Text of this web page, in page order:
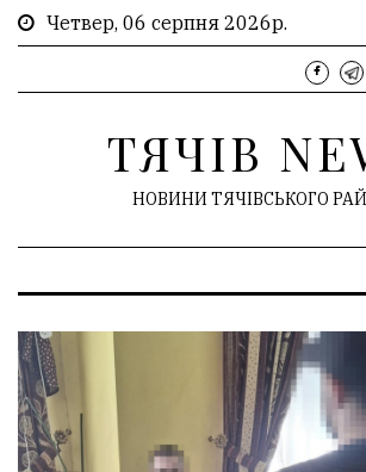
Четвер, 06 серпня 2026р.
ТЯЧІВ
НОВИНИ ТЯЧІВСЬКОГО